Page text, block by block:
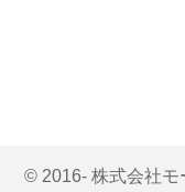
© 2016- 株式会社モ